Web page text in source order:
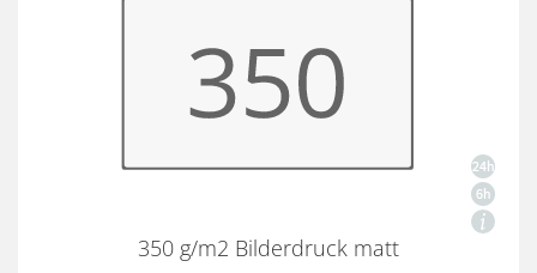
350 g/m2 Bilderdruck matt